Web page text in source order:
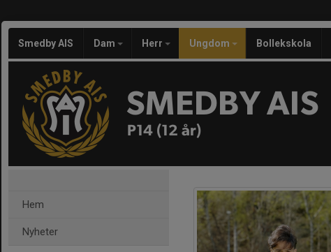
Smedby AIS Dam Herr Ungdom Bollekskola
SMEDBY AIS
P14 (12 år)
Hem
Nyheter